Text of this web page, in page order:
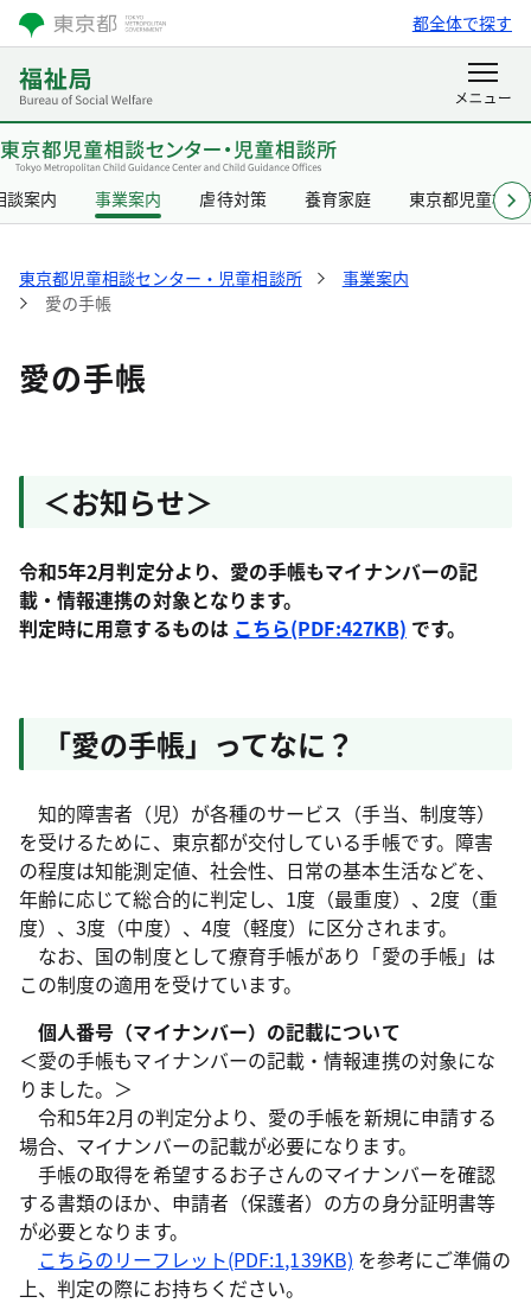
都全体で探す
談案内 事業案内 虐待対策 養育家庭 東京都児童相談
東京都児童相談センター・児童相談所
事業案内
愛の手帳
愛の手帳
＜お知らせ＞
令和5年2月判定分より、愛の手帳もマイナンバーの記
載・情報連携の対象となります。
判定時に用意するものは こちら(PDF:427KB) です。
「愛の手帳」ってなに？
知的障害者（児）が各種のサービス（手当、制度等）
を受けるために、東京都が交付している手帳です。障害
の程度は知能測定値、社会性、日常の基本生活などを、
年齢に応じて総合的に判定し、1度（最重度）、2度（重
度）、3度（中度）、4度（軽度）に区分されます。
なお、国の制度として療育手帳があり「愛の手帳」は
この制度の適用を受けています。
個人番号（マイナンバー）の記載について
＜愛の手帳もマイナンバーの記載・情報連携の対象にな
りました。＞
令和5年2月の判定分より、愛の手帳を新規に申請する
場合、マイナンバーの記載が必要になります。
手帳の取得を希望するお子さんのマイナンバーを確認
する書類のほか、申請者（保護者）の方の身分証明書等
が必要となります。
こちらのリーフレット(PDF:1,139KB) を参考にご準備の
上、判定の際にお持ちください。